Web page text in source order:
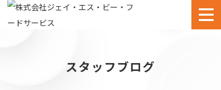
スタッフブログ